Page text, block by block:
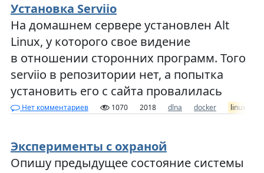
Установка Serviio
На домашнем сервере установлен Alt
Linux, у которого свое видение
в отношении сторонних программ. Того
serviio в репозитории нет, а попытка
установить его с сайта провалилась
Нет комментариев 1070 2018 dlna docker linux
Эксперименты с охраной
Опишу предыдущее состояние системы